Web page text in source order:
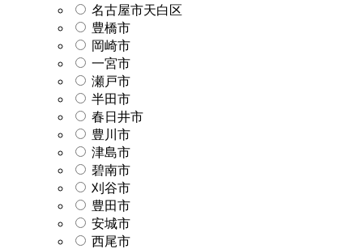
名古屋市天白区
豊橋市
岡崎市
一宮市
瀬戸市
半田市
春日井市
豊川市
津島市
碧南市
刈谷市
豊田市
安城市
西尾市